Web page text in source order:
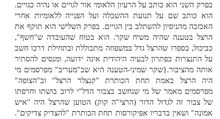
בפרק השני הוא כותב על הרעיון הלאומי אור לגויים או נהיה כגויים.
הוא כותב שם על תנועת ההשכלה ועל הפנייה ללאומיות אחרי
האכזבה מהניסיון להשתלב בין הגויים. בפרק השלישי הוא תוקף את
הרצל בטענה שהיה משיח שקר. הוא בטוח שהעובדה ש"חשף",
כביכול, בספרו שהרצל גדל במשפחה מתבוללת ובתחילת דרכו חשב
על התנצרות כפתרון לבעיה היהודית אינה ידועה, ומנסים להסתיר
אותה מהציבור.{שקר שמיני-הטענה היא שב"מעריב" מפרסמים מי
היה הרצל באמת תחת הכותרת "קנצלר הרצל" וב"הצופה"
מפרסמים מאמר של מי שנחשב בצבור הדל"י לרוב בושתו וחרפתו
של צבור זה לגדול הדור (הרצי"ה קוק) הטוען שהרצל היה "איש
אמונה" ושאין בדבריו אפיקורסות תחת הכותרת "להצדיק צדיקים".